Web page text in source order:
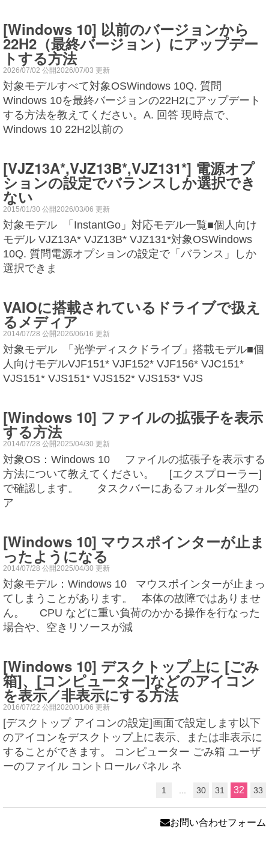
[Windows 10] 以前のバージョンから
22H2（最終バージョン）にアップデー
トする方法
2026/07/02 公開2026/07/03 更新
対象モデルすべて対象OSWindows 10Q. 質問
Windows 10を最終バージョンの22H2にアップデート
する方法を教えてください。A. 回答 現時点で、
Windows 10 22H2以前の
[VJZ13A*,VJZ13B*,VJZ131*] 電源オプ
ションの設定でバランスしか選択でき
ない
2015/01/30 公開2026/03/06 更新
対象モデル 「InstantGo」対応モデル一覧■個人向け
モデル VJZ13A* VJZ13B* VJZ131*対象OSWindows
10Q. 質問電源オプションの設定で「バランス」しか
選択できま
VAIOに搭載されているドライブで扱え
るメディア
2014/07/28 公開2026/06/16 更新
対象モデル 「光学ディスクドライブ」搭載モデル■個
人向けモデルVJF151* VJF152* VJF156* VJC151*
VJS151* VJS151* VJS152* VJS153* VJS
[Windows 10] ファイルの拡張子を表示
する方法
2014/07/28 公開2025/04/30 更新
対象OS：Windows 10 ファイルの拡張子を表示する
方法について教えてください。 [エクスプローラー]
で確認します。 タスクバーにあるフォルダー型の
ア
[Windows 10] マウスポインターが止ま
ったようになる
2014/07/28 公開2025/04/30 更新
対象モデル：Windows 10 マウスポインターが止まっ
てしまうことがあります。 本体の故障ではありませ
ん。 CPU などに重い負荷のかかる操作を行なった
場合や、空きリソースが減
[Windows 10] デスクトップ上に [ごみ
箱]、[コンピューター]などのアイコン
を表示／非表示にする方法
2016/07/22 公開2020/01/06 更新
[デスクトップ アイコンの設定]画面で設定します以下
のアイコンをデスクトップ上に表示、または非表示に
することができます。 コンピューター ごみ箱 ユーザ
ーのファイル コントロールパネル ネ
1 30 31 32 33
お問い合わせフォーム